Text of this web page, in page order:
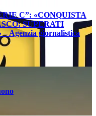
C”: «CONQUISTA
SUPERATI
Agenzia giornalistica